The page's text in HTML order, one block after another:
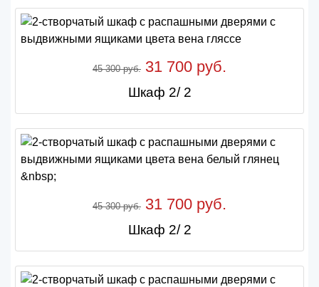
45 300 руб. 31 700 руб.
Шкаф 2/ 2
45 300 руб. 31 700 руб.
Шкаф 2/ 2